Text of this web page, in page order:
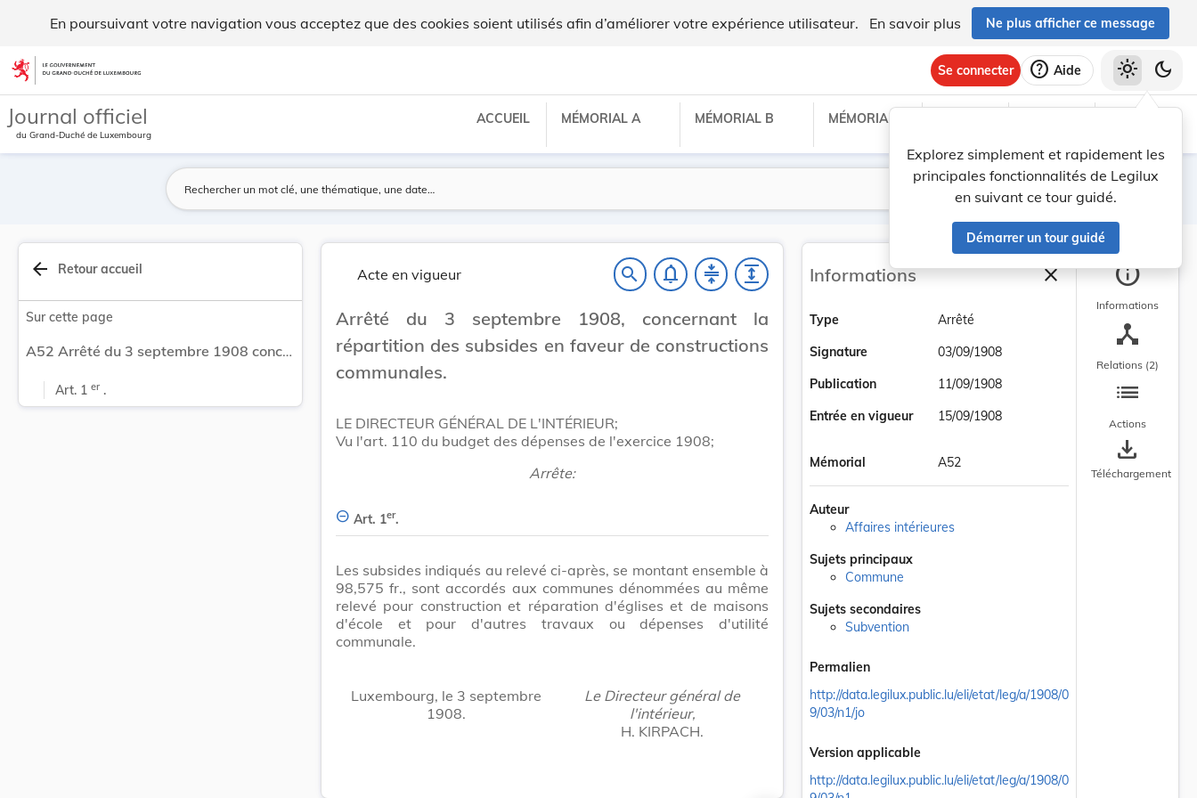
En poursuivant votre navigation vous acceptez que des cookies soient utilisés afin d’améliorer votre expérience utilisateur. En savoir plus Ne plus afficher ce message
Aller au contenu
Se connecter help Aide
Explorez simplement et rapidement les
principales fonctionnalités de Legilux
en suivant ce tour guidé.
Démarrer un tour guidé
light_mode dark_mode
Journal officiel
du Grand-Duché de Luxembourg
ACCUEIL MÉMORIAL A MÉMORIAL B MÉMORIAL C
Lancer la recherche
Filtres
arrow_back Retour accueil
Sur cette page
A52 Arrêté du 3 septembre 1908 concernant la répartition des subsides en faveur de constructions communales.
Art. 1 er .
Acte en vigueur search notifications_none compress expand
Arrêté du 3 septembre 1908, concernant la
répartition des subsides en faveur de constructions
communales.
LE DIRECTEUR GÉNÉRAL DE L'INTÉRIEUR;
Vu l'art. 110 du budget des dépenses de l'exercice 1908;
Arrête:
Art. 1er.
Les subsides indiqués au relevé ci-après, se montant ensemble à
98,575 fr., sont accordés aux communes dénommées au même
relevé pour construction et réparation d'églises et de maisons
d'école et pour d'autres travaux ou dépenses d'utilité
communale.
Luxembourg, le 3 septembre
1908.
Le Directeur général de
l'intérieur,
H. KIRPACH.
Informations closeFermer la barre
Type
Arrêté
Signature
03/09/1908
Publication
11/09/1908
Entrée en vigueur
15/09/1908
Mémorial A52
Auteur
Affaires intérieures
Sujets principaux
Commune
Sujets secondaires
Subvention
Permalien
http://data.legilux.public.lu/eli/etat/leg/a/1908/0
9/03/n1/jo
Version applicable
http://data.legilux.public.lu/eli/etat/leg/a/1908/0
info
Informations
device_hub
Relations (2)
list
Actions
save_alt
Téléchargement